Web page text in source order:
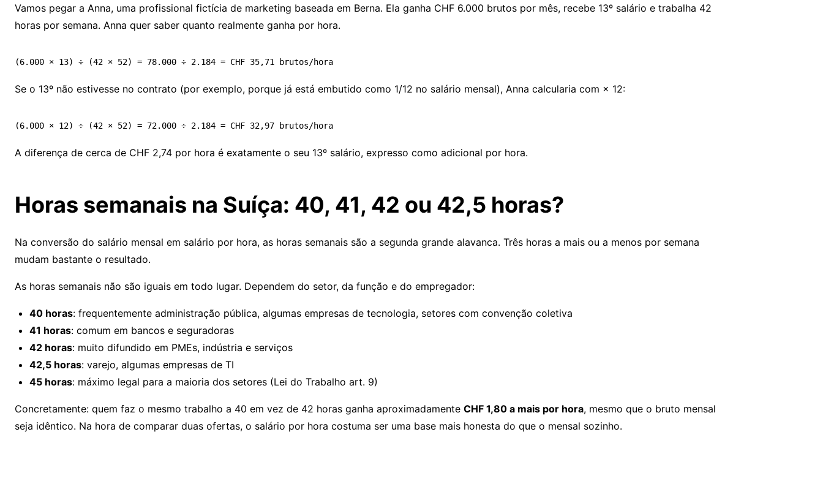
Vamos pegar a Anna, uma profissional fictícia de marketing baseada em Berna. Ela ganha CHF 6.000 brutos por mês, recebe 13º salário e trabalha 42
horas por semana. Anna quer saber quanto realmente ganha por hora.
Se o 13º não estivesse no contrato (por exemplo, porque já está embutido como 1/12 no salário mensal), Anna calcularia com × 12:
A diferença de cerca de CHF 2,74 por hora é exatamente o seu 13º salário, expresso como adicional por hora.
Horas semanais na Suíça: 40, 41, 42 ou 42,5 horas?
Na conversão do salário mensal em salário por hora, as horas semanais são a segunda grande alavanca. Três horas a mais ou a menos por semana
mudam bastante o resultado.
As horas semanais não são iguais em todo lugar. Dependem do setor, da função e do empregador:
40 horas: frequentemente administração pública, algumas empresas de tecnologia, setores com convenção coletiva
41 horas: comum em bancos e seguradoras
42 horas: muito difundido em PMEs, indústria e serviços
42,5 horas: varejo, algumas empresas de TI
45 horas: máximo legal para a maioria dos setores (Lei do Trabalho art. 9)
Concretamente: quem faz o mesmo trabalho a 40 em vez de 42 horas ganha aproximadamente CHF 1,80 a mais por hora, mesmo que o bruto mensal
seja idêntico. Na hora de comparar duas ofertas, o salário por hora costuma ser uma base mais honesta do que o mensal sozinho.